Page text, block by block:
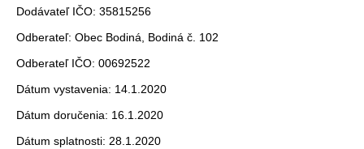
Dodávateľ IČO: 35815256
Odberateľ: Obec Bodiná, Bodiná č. 102
Odberateľ IČO: 00692522
Dátum vystavenia: 14.1.2020
Dátum doručenia: 16.1.2020
Dátum splatnosti: 28.1.2020